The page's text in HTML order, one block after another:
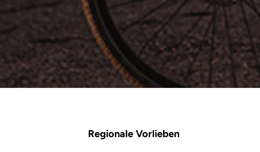
Regionale Vorlieben